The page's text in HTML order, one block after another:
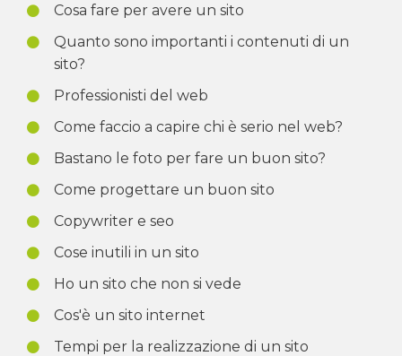
Cosa fare per avere un sito
Quanto sono importanti i contenuti di un
sito?
Professionisti del web
Come faccio a capire chi è serio nel web?
Bastano le foto per fare un buon sito?
Come progettare un buon sito
Copywriter e seo
Cose inutili in un sito
Ho un sito che non si vede
Cos'è un sito internet
Tempi per la realizzazione di un sito